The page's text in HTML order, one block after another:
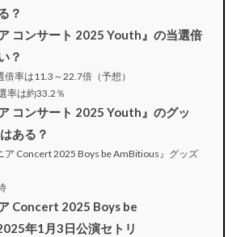
？
コンサート 2025 Youth』の当選倍
？
倍率は11.3～22.7倍（予想）
率は約33.2％
コンサート 2025 Youth』のグッ
ある？
ア Concert 2025 Boys be AmBitious』グッズ
Concert 2025 Boys be
年1月3日公演セトリ